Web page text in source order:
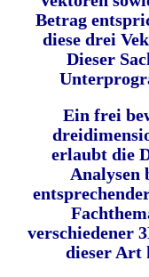
Betrag
diese drei
Dieser
Ein frei
erlaubt die
Analysen
verschiedener
dieser Art